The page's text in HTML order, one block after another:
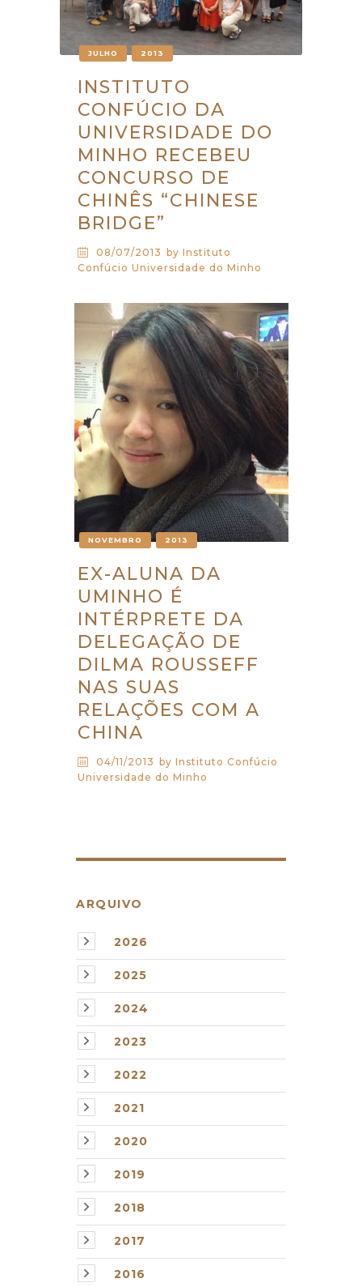
JULHO 2013
INSTITUTO
CONFÚCIO DA
UNIVERSIDADE DO
MINHO RECEBEU
CONCURSO DE
CHINÊS “CHINESE
BRIDGE”
08/07/2013 by Instituto
Confúcio Universidade do Minho
NOVEMBRO 2013
EX-ALUNA DA
UMINHO É
INTÉRPRETE DA
DELEGAÇÃO DE
DILMA ROUSSEFF
NAS SUAS
RELAÇÕES COM A
CHINA
04/11/2013 by Instituto Confúcio
Universidade do Minho
ARQUIVO
2026
2025
2024
2023
2022
2021
2020
2019
2018
2017
2016